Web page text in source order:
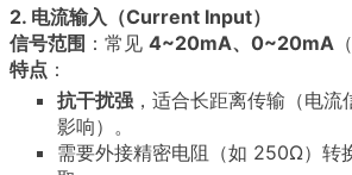
2. 电流输入（Current Input）
信号范围 ：常见 4~20mA、0~20mA
特点 ：
抗干扰强 ，适合长距离传输（电
影响）。
需要外接精密电阻（如 250Ω）转